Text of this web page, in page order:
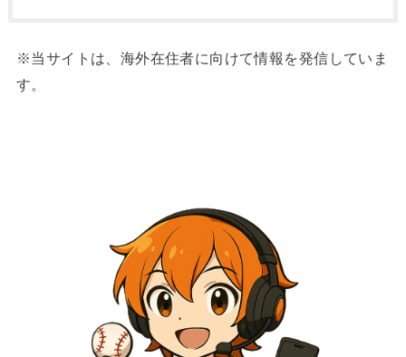
※当サイトは、海外在住者に向けて情報を発信していま
す。